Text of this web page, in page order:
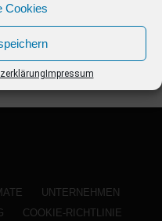
Cookies
Impressum
UNTERNEHMEN
COOKIE-RICHTLINIE